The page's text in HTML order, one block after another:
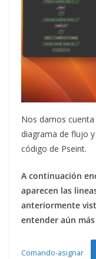
Nos damos
diagrama de flujo
código de Pseint.
A continuación
aparecen las
anteriormente
entender aún
Comando-asignar